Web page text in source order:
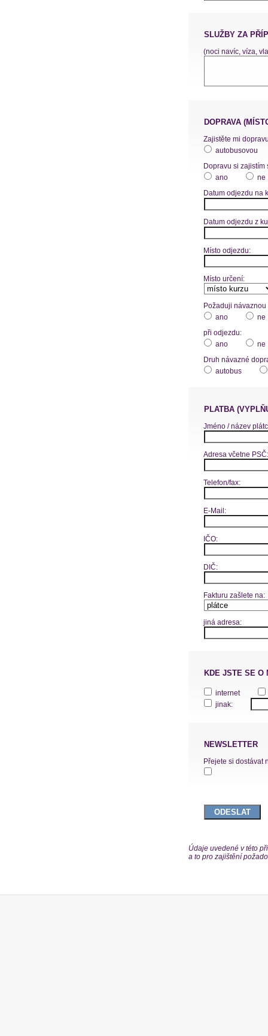
SLUŽBY ZA
(noci navíc, víza,
DOPRAVA
Zajistěte mi
autobusovou
Dopravu si zajistím
ano
ne
Datum odjezdu na
Datum odjezdu z
Místo odjezdu:
Místo určení:
Požaduji
ano
ne
při odjezdu:
ano
ne
Druh návazné
autobus
PLATBA
Jméno / název
Adresa včetne PSČ:
Telefon/fax:
E-Mail:
IČO:
DIČ:
Fakturu zašlete na:
jiná adresa:
KDE JSTE SE O
internet
jinak:
NEWSLETTER
Přejete si dostávat
Údaje uvedené v této
a to pro zajištění